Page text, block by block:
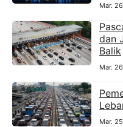
Mar.
dan
Balik
Mar.
Mar.